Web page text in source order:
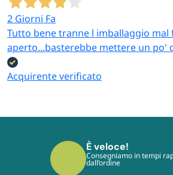
2 Giorni Fa
Tutto bene tranne l imballaggio
aperto...basterebbe mettere un po'
Acquirente verificato
È sicuro!
I tuoi
moderni